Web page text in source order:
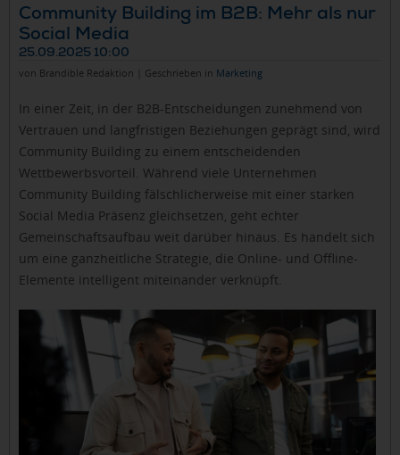
Community Building im B2B: Mehr als nur
Social Media
25.09.2025 10:00
von Brandible Redaktion | Geschrieben in Marketing
In einer Zeit, in der B2B-Entscheidungen zunehmend von
Vertrauen und langfristigen Beziehungen geprägt sind, wird
Community Building zu einem entscheidenden
Wettbewerbsvorteil. Während viele Unternehmen
Community Building fälschlicherweise mit einer starken
Social Media Präsenz gleichsetzen, geht echter
Gemeinschaftsaufbau weit darüber hinaus. Es handelt sich
um eine ganzheitliche Strategie, die Online- und Offline-
Elemente intelligent miteinander verknüpft.